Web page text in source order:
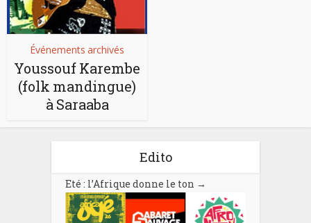
Événements archivés
Youssouf Karembe
(folk mandingue)
à Saraaba
Edito
Eté : l’Afrique donne le ton →